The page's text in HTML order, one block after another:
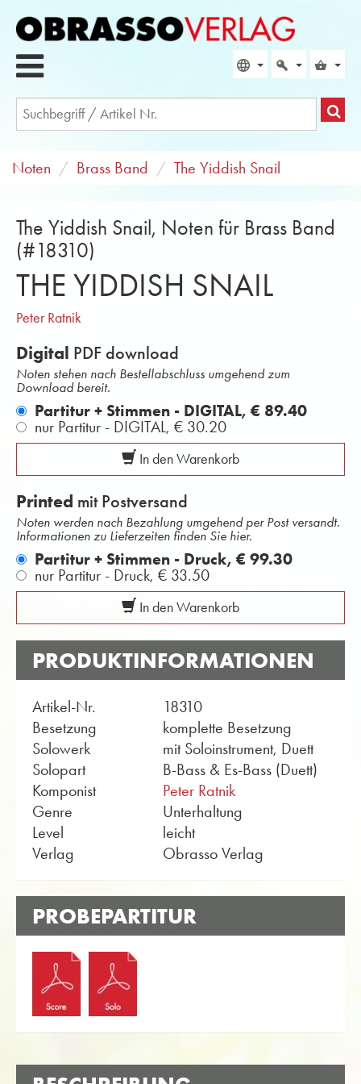
Noten Brass Band The Yiddish Snail
The Yiddish Snail, Noten für Brass Band
(#18310)
THE YIDDISH SNAIL
Peter Ratnik
Digital PDF download
Noten stehen nach Bestellabschluss umgehend zum
Download bereit.
Partitur + Stimmen - DIGITAL,€ 89.40
nur Partitur - DIGITAL, € 30.20
In den Warenkorb
Printed mit Postversand
Noten werden nach Bezahlung umgehend per Post versandt.
Informationen zu Lieferzeiten finden Sie hier.
Partitur + Stimmen - Druck,€ 99.30
nur Partitur - Druck, € 33.50
In den Warenkorb
PRODUKTINFORMATIONEN
Artikel-Nr.
18310
Besetzung
komplette Besetzung
Solowerk
mit Soloinstrument, Duett
Solopart
B-Bass & Es-Bass (Duett)
Komponist
Peter Ratnik
Genre
Unterhaltung
Level
leicht
Verlag
Obrasso Verlag
PROBEPARTITUR